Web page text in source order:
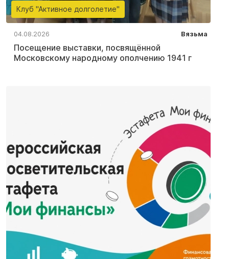
Клуб "Активное долголетие"
04.08.2026 Вязьма
Посещение выставки, посвящённой
Московскому народному ополчению 1941 г